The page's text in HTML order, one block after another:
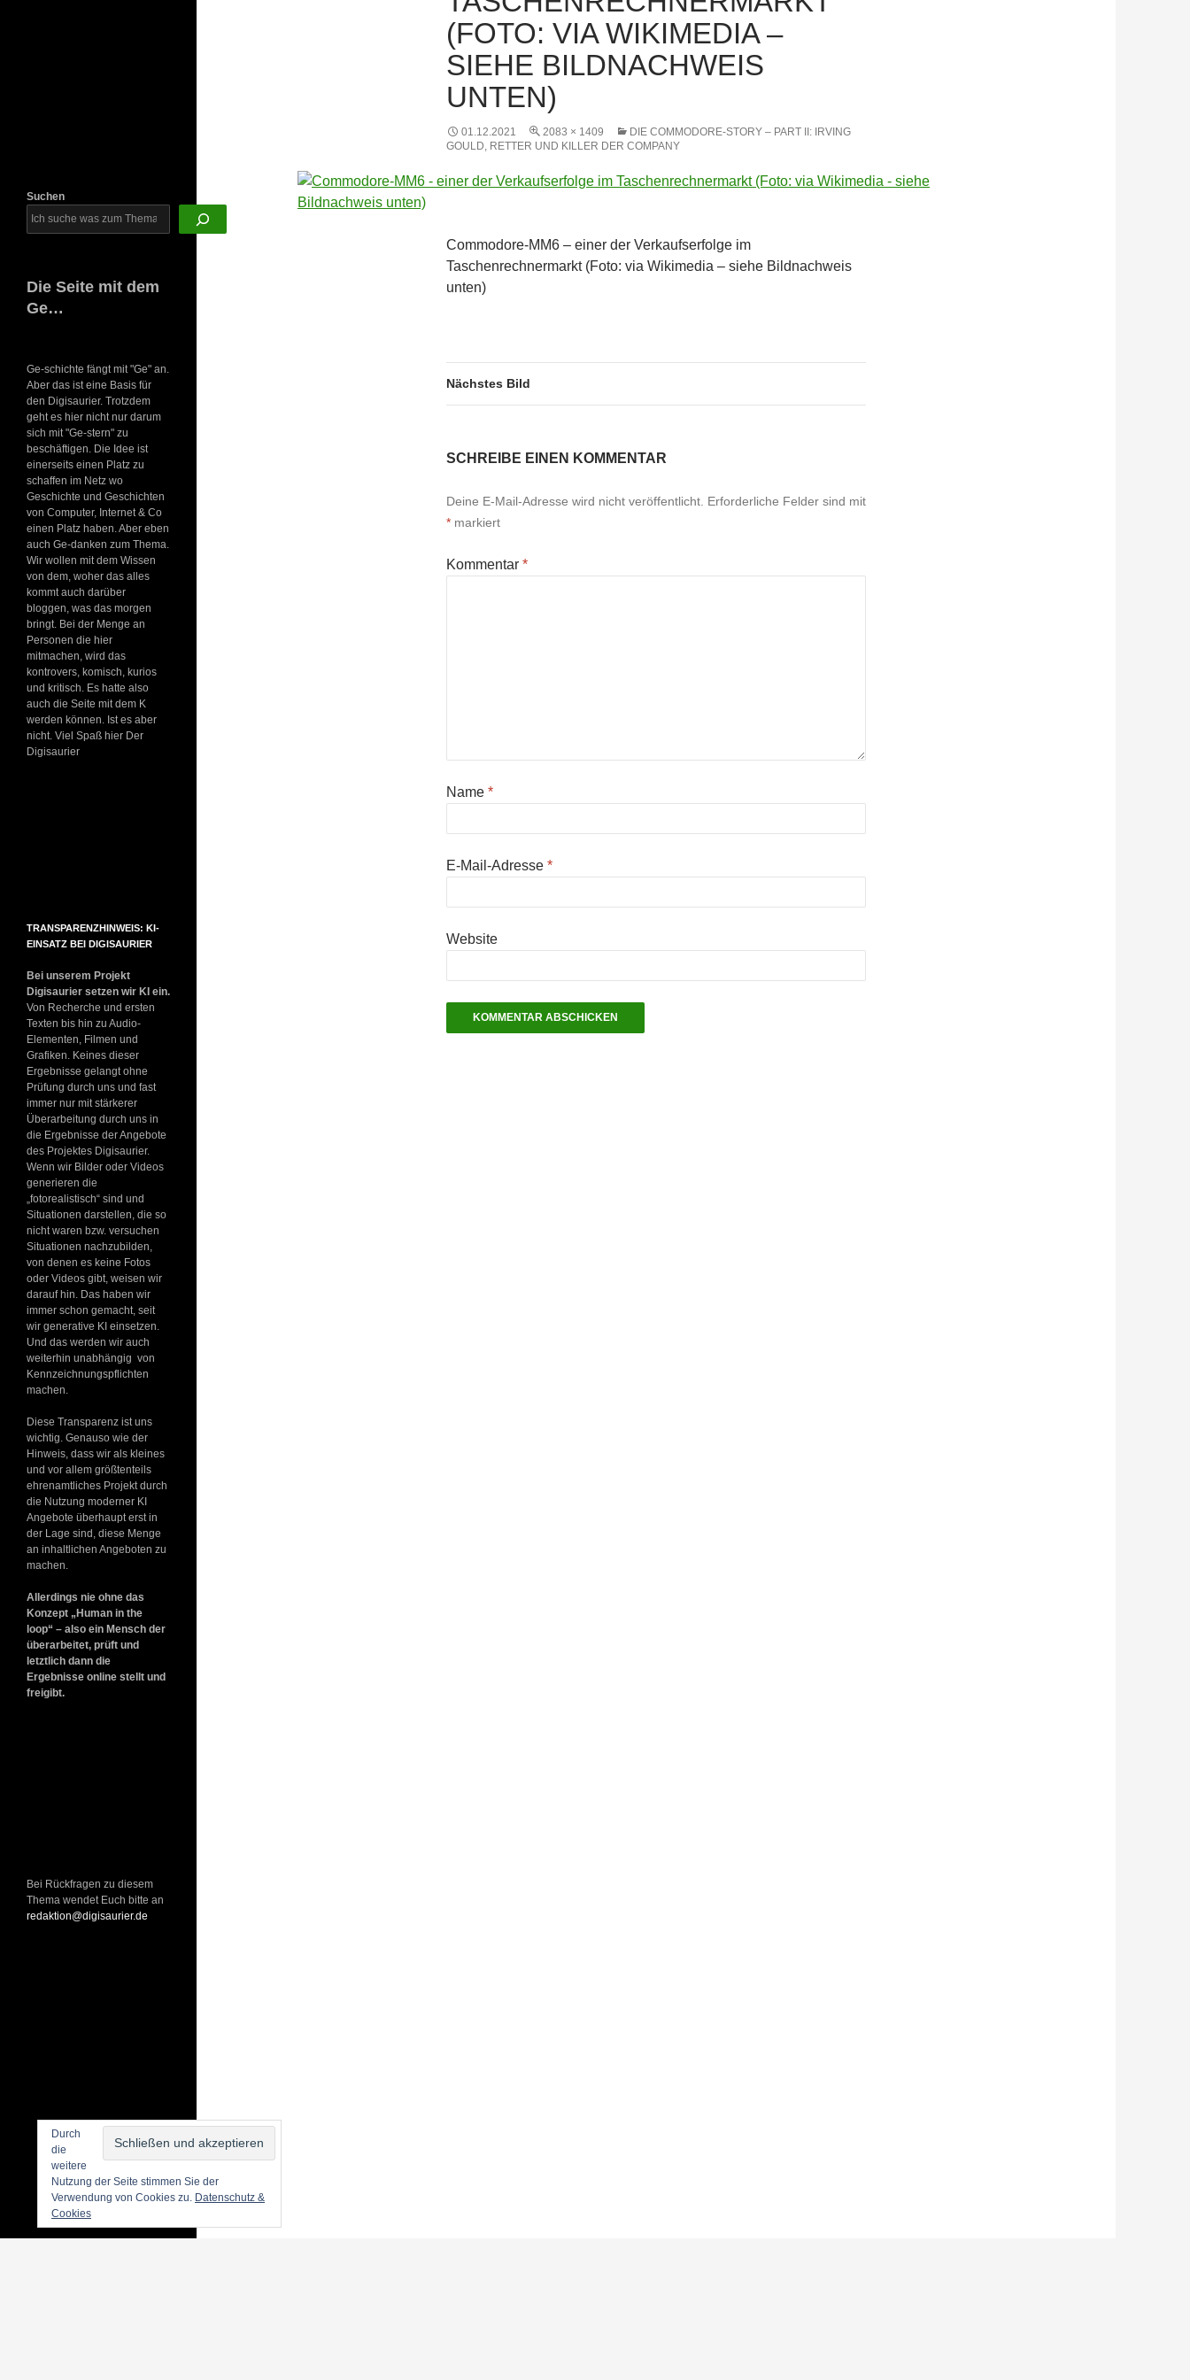
(FOTO: VIA WIKIMEDIA –
SIEHE BILDNACHWEIS
UNTEN)
01.12.2021 2083 × 1409
DIE COMMODORE-STORY – PART II: IRVING
GOULD, RETTER UND KILLER DER COMPANY
Commodore-MM6 – einer der Verkaufserfolge im
Taschenrechnermarkt (Foto: via Wikimedia – siehe Bildnachweis
unten)
Nächstes Bild
SCHREIBE EINEN KOMMENTAR
Deine E-Mail-Adresse wird nicht veröffentlicht. Erforderliche Felder sind mit
* markiert
Kommentar *
Name *
E-Mail-Adresse *
Website
Suchen
Die Seite mit dem
Ge…
Ge-schichte fängt mit "Ge" an.
Aber das ist eine Basis für
den Digisaurier. Trotzdem
geht es hier nicht nur darum
sich mit "Ge-stern" zu
beschäftigen. Die Idee ist
einerseits einen Platz zu
schaffen im Netz wo
Geschichte und Geschichten
von Computer, Internet & Co
einen Platz haben. Aber eben
auch Ge-danken zum Thema.
Wir wollen mit dem Wissen
von dem, woher das alles
kommt auch darüber
bloggen, was das morgen
bringt. Bei der Menge an
Personen die hier
mitmachen, wird das
kontrovers, komisch, kurios
und kritisch. Es hatte also
auch die Seite mit dem K
werden können. Ist es aber
nicht. Viel Spaß hier Der
Digisaurier
TRANSPARENZHINWEIS: KI-
EINSATZ BEI DIGISAURIER
Bei unserem Projekt
Digisaurier setzen wir KI ein.
Von Recherche und ersten
Texten bis hin zu Audio-
Elementen, Filmen und
Grafiken. Keines dieser
Ergebnisse gelangt ohne
Prüfung durch uns und fast
immer nur mit stärkerer
Überarbeitung durch uns in
die Ergebnisse der Angebote
des Projektes Digisaurier.
Wenn wir Bilder oder Videos
generieren die
„fotorealistisch“ sind und
Situationen darstellen, die so
nicht waren bzw. versuchen
Situationen nachzubilden,
von denen es keine Fotos
oder Videos gibt, weisen wir
darauf hin. Das haben wir
immer schon gemacht, seit
wir generative KI einsetzen.
Und das werden wir auch
weiterhin unabhängig von
Kennzeichnungspflichten
machen.
Diese Transparenz ist uns
wichtig. Genauso wie der
Hinweis, dass wir als kleines
und vor allem größtenteils
ehrenamtliches Projekt durch
die Nutzung moderner KI
Angebote überhaupt erst in
der Lage sind, diese Menge
an inhaltlichen Angeboten zu
machen.
Allerdings nie ohne das
Konzept „Human in the
loop“ – also ein Mensch der
überarbeitet, prüft und
letztlich dann die
Ergebnisse online stellt und
freigibt.
Bei Rückfragen zu diesem
Thema wendet Euch bitte an
redaktion@digisaurier.de
Durch
die
weitere
Nutzung der Seite stimmen Sie der
Verwendung von Cookies zu. Datenschutz &
Cookies